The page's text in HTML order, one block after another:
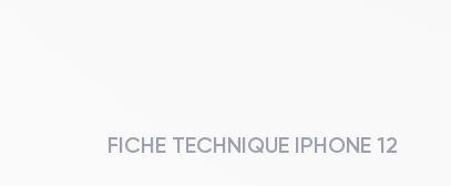
FICHE TECHNIQUE IPHONE 12